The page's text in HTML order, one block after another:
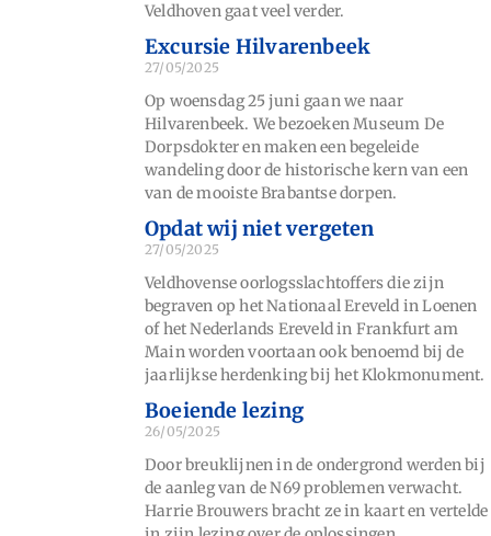
Veldhoven gaat veel verder.
Excursie Hilvarenbeek
27/05/2025
Op woensdag 25 juni gaan we naar
Hilvarenbeek. We bezoeken Museum De
Dorpsdokter en maken een begeleide
wandeling door de historische kern van een
van de mooiste Brabantse dorpen.
Opdat wij niet vergeten
27/05/2025
Veldhovense oorlogsslachtoffers die zijn
begraven op het Nationaal Ereveld in Loenen
of het Nederlands Ereveld in Frankfurt am
Main worden voortaan ook benoemd bij de
jaarlijkse herdenking bij het Klokmonument.
Boeiende lezing
26/05/2025
Door breuklijnen in de ondergrond werden bij
de aanleg van de N69 problemen verwacht.
Harrie Brouwers bracht ze in kaart en vertelde